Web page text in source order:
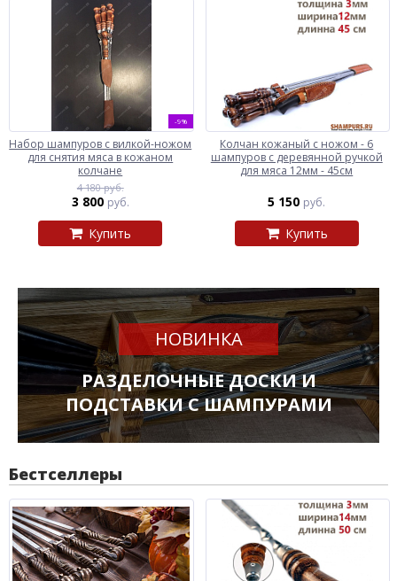
-9%
Набор шампуров с вилкой-ножом
для снятия мяса в кожаном
колчане
4 180 руб.
3 800 руб.
Купить
Колчан кожаный c ножом - 6
шампуров с деревянной ручкой
для мяса 12мм - 45см
5 150 руб.
Купить
НОВИНКА
РАЗДЕЛОЧНЫЕ ДОСКИ И
ПОДСТАВКИ С ШАМПУРАМИ
Бестселлеры